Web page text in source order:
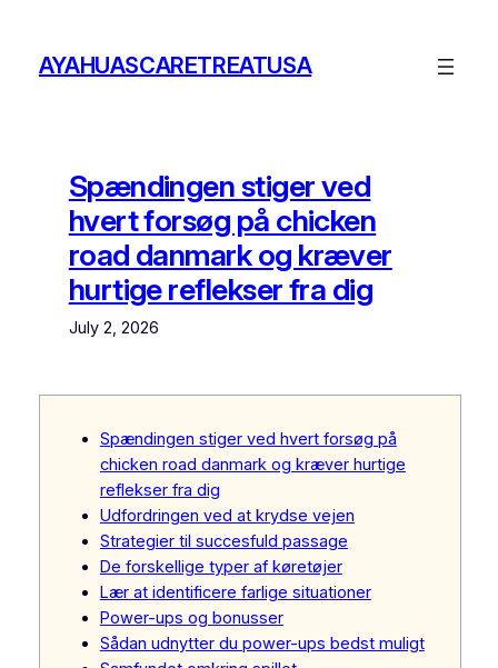
content
AYAHUASCARETREATUSA
Spændingen stiger ved
hvert forsøg på chicken
road danmark og kræver
hurtige reflekser fra dig
July 2, 2026
Spændingen stiger ved hvert forsøg på
chicken road danmark og kræver hurtige
reflekser fra dig
Udfordringen ved at krydse vejen
Strategier til succesfuld passage
De forskellige typer af køretøjer
Lær at identificere farlige situationer
Power-ups og bonusser
Sådan udnytter du power-ups bedst muligt